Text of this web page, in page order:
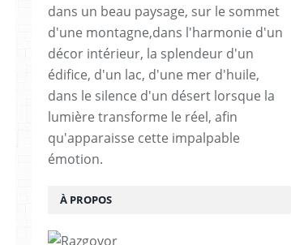
dans un beau paysage, sur le sommet
d'une montagne,dans l'harmonie d'un
décor intérieur, la splendeur d'un
édifice, d'un lac, d'une mer d'huile,
dans le silence d'un désert lorsque la
lumière transforme le réel, afin
qu'apparaisse cette impalpable
émotion.
À PROPOS